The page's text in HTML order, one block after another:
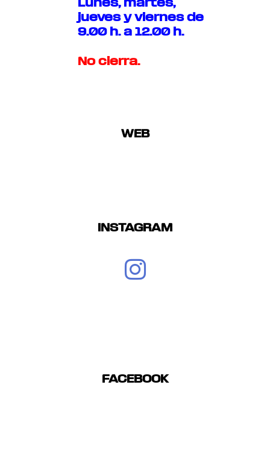
Lunes, martes,
jueves y viernes de
9.00 h. a 12.00 h.
No cierra.
WEB
INSTAGRAM
FACEBOOK